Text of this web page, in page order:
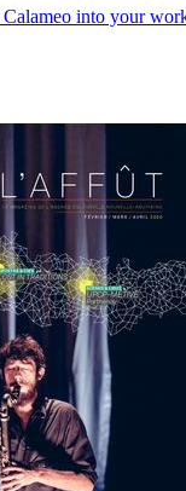
Calameo into your